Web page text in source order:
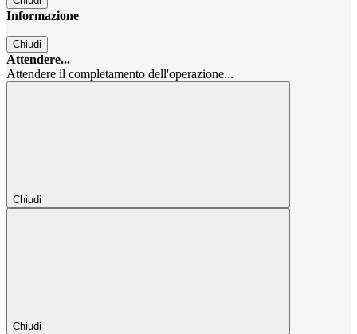
Informazione
Chiudi
Attendere...
Attendere il completamento dell'operazione...
Chiudi
Chiudi